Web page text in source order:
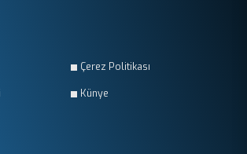
Çerez Politikası
Künye